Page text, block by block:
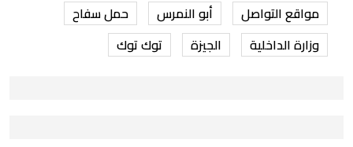
مواقع التواصل
أبو النمرس
حمل سفاح
وزارة الداخلية
الجيزة توك توك